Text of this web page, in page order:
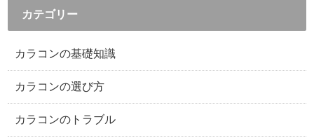
カテゴリー
カラコンの基礎知識
カラコンの選び方
カラコンのトラブル